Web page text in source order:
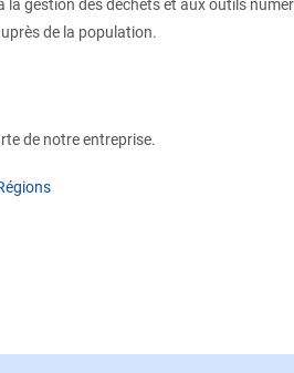
la gestion des déchets et aux outils
de la population.
de notre entreprise.